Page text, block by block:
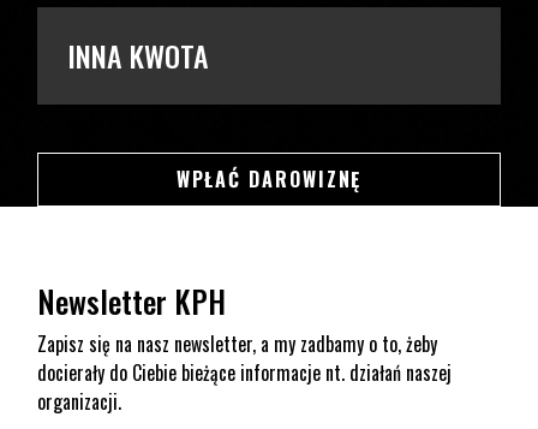
INNA KWOTA
WPŁAĆ DAROWIZNĘ
Newsletter KPH
Zapisz się na nasz newsletter, a my zadbamy o to, żeby
docierały do Ciebie bieżące informacje nt. działań naszej
organizacji.